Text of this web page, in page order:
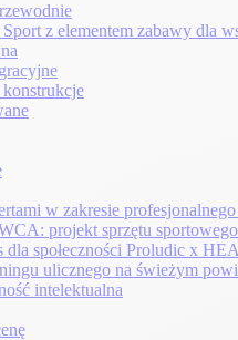
z elementem zabawy dla
w zakresie
projekt sprzętu
dla społeczności Proludic x
ulicznego na świeżym
intelektualna